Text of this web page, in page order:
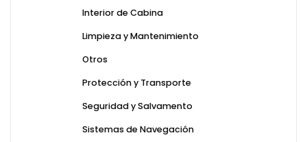
Interior de Cabina
Limpieza y Mantenimiento
Otros
Protección y Transporte
Seguridad y Salvamento
Sistemas de Navegación